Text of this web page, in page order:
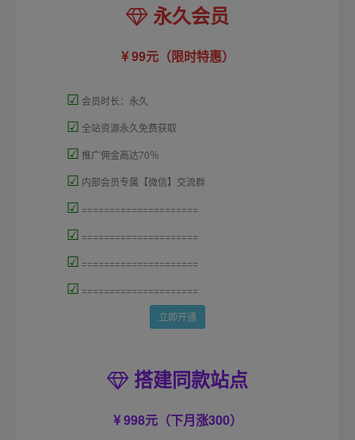
永久会员
99元（限时特惠）
☑ 会员时长：永久
☑ 全站资源永久免费获取
☑ 推广佣金高达70％
☑ 内部会员专属【微信】交流群
☑ =====================
☑ =====================
☑ =====================
☑ =====================
立即开通
搭建同款站点
998元（下月涨300）